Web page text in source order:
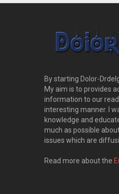
By starting Dolor-
My aim is to provides
information to our
interesting manner. I
knowledge and
much as possible
issues which are
Read more about the